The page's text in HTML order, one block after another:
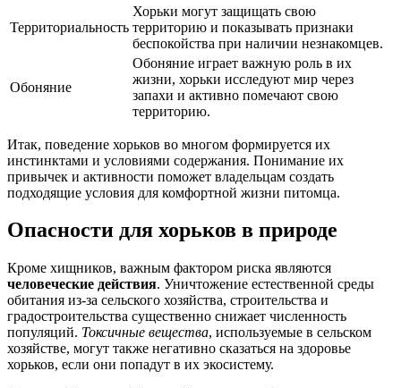
Территориальность
Хорьки могут защищать свою
территорию и показывать признаки
беспокойства при наличии незнакомцев.
Обоняние
Обоняние играет важную роль в их
жизни, хорьки исследуют мир через
запахи и активно помечают свою
территорию.
Итак, поведение хорьков во многом формируется их
инстинктами и условиями содержания. Понимание их
привычек и активности поможет владельцам создать
подходящие условия для комфортной жизни питомца.
Опасности для хорьков в природе
Кроме хищников, важным фактором риска являются
человеческие действия. Уничтожение естественной среды
обитания из-за сельского хозяйства, строительства и
градостроительства существенно снижает численность
популяций. Токсичные вещества, используемые в сельском
хозяйстве, могут также негативно сказаться на здоровье
хорьков, если они попадут в их экосистему.